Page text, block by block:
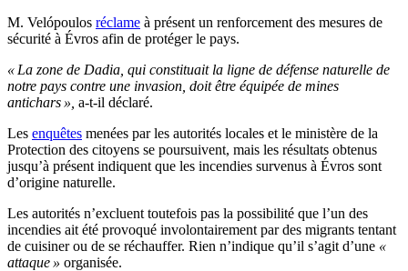
M. Velópoulos réclame à présent un renforcement des mesures de
sécurité à Évros afin de protéger le pays.
« La zone de Dadia, qui constituait la ligne de défense naturelle de
notre pays contre une invasion, doit être équipée de mines
antichars », a-t-il déclaré.
Les enquêtes menées par les autorités locales et le ministère de la
Protection des citoyens se poursuivent, mais les résultats obtenus
jusqu’à présent indiquent que les incendies survenus à Évros sont
d’origine naturelle.
Les autorités n’excluent toutefois pas la possibilité que l’un des
incendies ait été provoqué involontairement par des migrants tentant
de cuisiner ou de se réchauffer. Rien n’indique qu’il s’agit d’une «
attaque » organisée.